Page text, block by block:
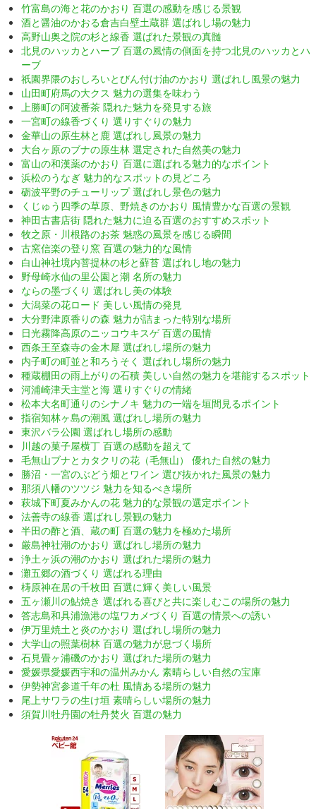
竹富島の海と花のかおり 百選の感動を感じる景観
酒と醤油のかおる倉吉白壁土蔵群 選ばれし場の魅力
高野山奥之院の杉と線香 選ばれた景観の真髄
北見のハッカとハーブ 百選の風情の側面を持つ北見のハッカとハ
ーブ
祇園界隈のおしろいとびん付け油のかおり 選ばれし風景の魅力
山田町府馬の大クス 魅力の選集を味わう
上勝町の阿波番茶 隠れた魅力を発見する旅
一宮町の線香づくり 選りすぐりの魅力
金華山の原生林と鹿 選ばれし風景の魅力
大台ヶ原のブナの原生林 選定された自然美の魅力
富山の和漢薬のかおり 百選に選ばれる魅力的なポイント
浜松のうなぎ 魅力的なスポットの見どころ
砺波平野のチューリップ 選ばれし景色の魅力
くじゅう四季の草原、野焼きのかおり 風情豊かな百選の景観
神田古書店街 隠れた魅力に迫る百選のおすすめスポット
牧之原・川根路のお茶 魅惑の風景を感じる瞬間
古窯信楽の登り窯 百選の魅力的な風情
白山神社境内菩提林の杉と蘚苔 選ばれし地の魅力
野母崎水仙の里公園と潮 名所の魅力
ならの墨づくり 選ばれし美の体験
大潟菜の花ロード 美しい風情の発見
大分野津原香りの森 魅力が詰まった特別な場所
日光霧降高原のニッコウキスゲ 百選の風情
西条王至森寺の金木犀 選ばれし場所の魅力
内子町の町並と和ろうそく 選ばれし場所の魅力
種蔵棚田の雨上がりの石積 美しい自然の魅力を堪能するスポット
河浦崎津天主堂と海 選りすぐりの情緒
松本大名町通りのシナノキ 魅力の一端を垣間見るポイント
指宿知林ヶ島の潮風 選ばれし場所の魅力
東沢バラ公園 選ばれし場所の感動
川越の菓子屋横丁 百選の感動を超えて
毛無山ブナとカタクリの花（毛無山） 優れた自然の魅力
勝沼・一宮のぶどう畑とワイン 選び抜かれた風景の魅力
那須八幡のツツジ 魅力を知るべき場所
萩城下町夏みかんの花 魅力的な景観の選定ポイント
法善寺の線香 選ばれし景観の魅力
半田の酢と酒、蔵の町 百選の魅力を極めた場所
厳島神社潮のかおり 選ばれし場所の魅力
浄土ヶ浜の潮のかおり 選ばれた場所の魅力
灘五郷の酒づくり 選ばれる理由
梼原神在居の千枚田 百選に輝く美しい風景
五ヶ瀬川の鮎焼き 選ばれる喜びと共に楽しむこの場所の魅力
答志島和具浦漁港の塩ワカメづくり 百選の情景への誘い
伊万里焼土と炎のかおり 選ばれし場所の魅力
大学山の照葉樹林 百選の魅力が息づく場所
石見畳ヶ浦磯のかおり 選ばれた場所の魅力
愛媛県愛媛西宇和の温州みかん 素晴らしい自然の宝庫
伊勢神宮参道千年の杜 風情ある場所の魅力
尾上サワラの生け垣 素晴らしい場所の魅力
須賀川牡丹園の牡丹焚火 百選の魅力